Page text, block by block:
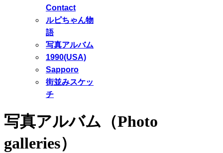
Contact
ルピちゃん物
語
写真アルバム
1990(USA)
Sapporo
街並みスケッ
チ
写真アルバム（Photo
galleries）